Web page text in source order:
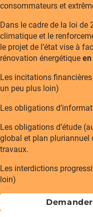
consommateurs et
Dans le cadre de la loi de
climatique et le
le projet de l’état vise à
rénovation énergétique
Les incitations
un peu plus loin)
Les obligations
Les obligations d’étude
global et plan pluriannuel
travaux.
Les interdictions
loin)